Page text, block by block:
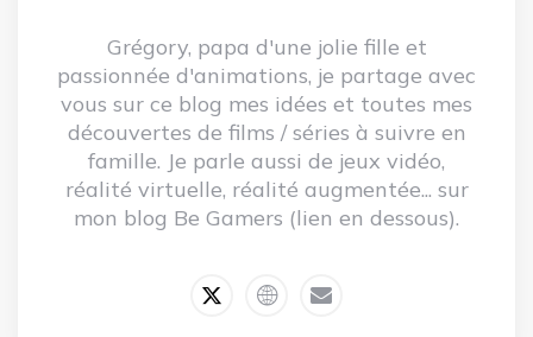
Grégory, papa d'une jolie fille et
passionnée d'animations, je partage avec
vous sur ce blog mes idées et toutes mes
découvertes de films / séries à suivre en
famille. Je parle aussi de jeux vidéo,
réalité virtuelle, réalité augmentée... sur
mon blog Be Gamers (lien en dessous).